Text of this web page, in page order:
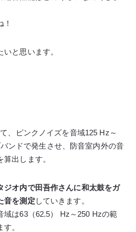
と思います。
、ピンクノイズを音域125 Hz～
ンドで発生させ、防音室内外の音
出します。
ジオ内で田吾作さんに和太鼓をガ
音を測定 していきます。
域は63（62.5） Hz～250 Hzの範
。